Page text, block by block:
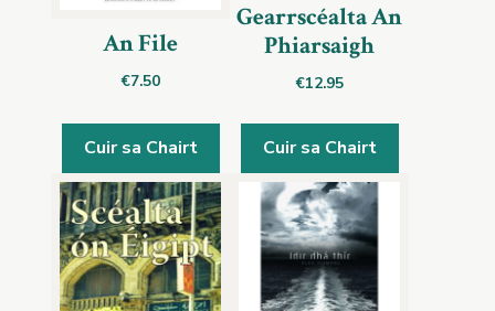
An File
€7.50
Cuir sa Chairt
Gearrscéalta An
Phiarsaigh
€12.95
Cuir sa Chairt